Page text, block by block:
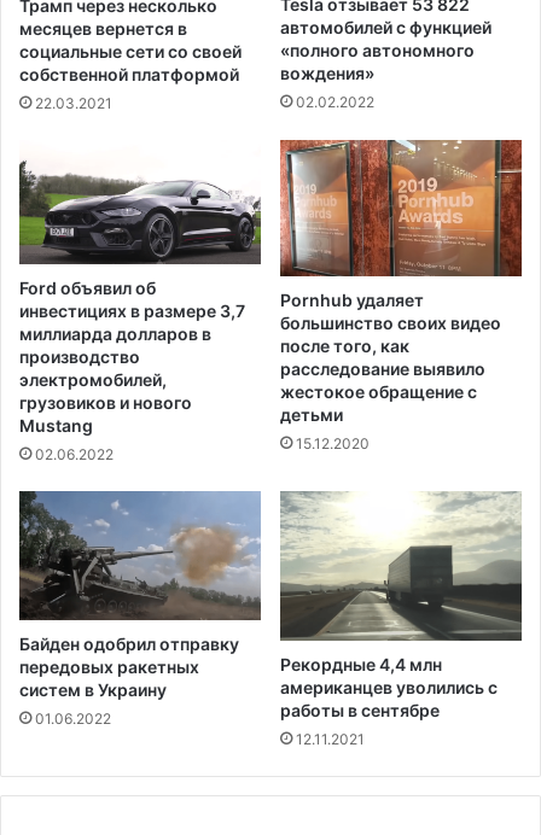
м
я
с
п
и
а
л
ь
о
г
р
е
г
и
т
р
а
ц
и
о
н
н
о
г
о
1
2
д
о
л
е
Трамп через несколько
месяцев вернется в
социальные сети со своей
собственной платформой
22.03.2021
автомобилей с функцией
«полного автономного
вождения»
02.02.2022
Ford объявил об
инвестициях в размере 3,7
миллиарда долларов в
производство
электромобилей,
грузовиков и нового
Mustang
02.06.2022
Pornhub удаляет
большинство своих видео
после того, как
расследование выявило
жестокое обращение с
детьми
15.12.2020
Байден одобрил отправку
передовых ракетных
систем в Украину
01.06.2022
Рекордные 4,4 млн
американцев уволились с
работы в сентябре
12.11.2021